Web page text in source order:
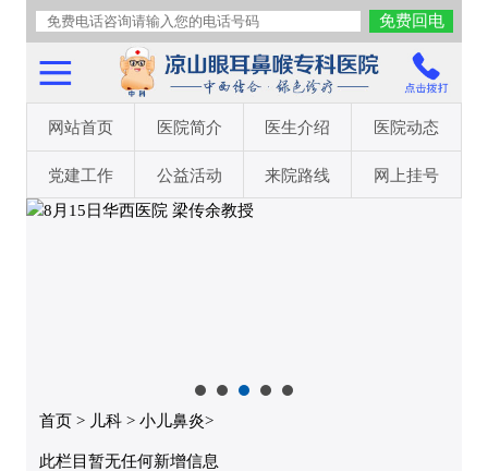
网站首页 医院简介 医生介绍 医院动态
党建工作 公益活动 来院路线 网上挂号
首页 > 儿科 >小儿鼻炎>
此栏目暂无任何新增信息